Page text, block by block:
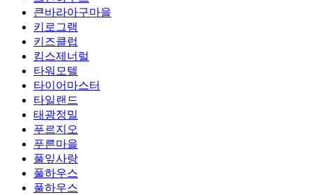
큰바라아구마을
키로그램
키즈클럽
킴스제너럴
타워모텔
타이어마스터
타일랜드
태광정밀
푸르지오
푸른마을
풀잎사랑
풀하우스
풀하우스